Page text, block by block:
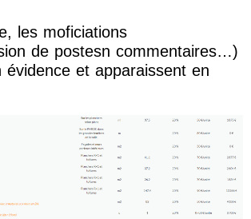
les moficiations
de postesn commentaires…)
évidence et apparaissent en